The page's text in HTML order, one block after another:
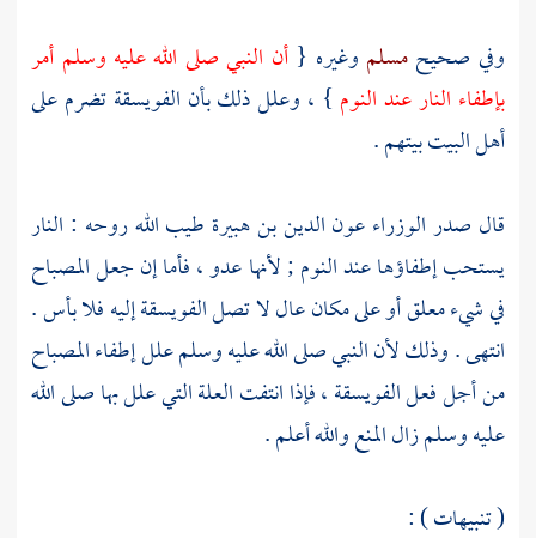
وفي صحيحمسلم وغيره {أن النبي صلى الله عليه وسلم أمر
بإطفاء النار عند النوم } ، وعلل ذلك بأن الفويسقة تضرم على
أهل البيت بيتهم .
قال صدر الوزراءعون الدين بن هبيرة طيب الله روحه : النار
يستحب إطفاؤها عند النوم ; لأنها عدو ، فأما إن جعل المصباح
في شيء معلق أو على مكان عال لا تصل الفويسقة إليه فلا بأس .
انتهى . وذلك لأن النبي صلى الله عليه وسلم علل إطفاء المصباح
من أجل فعل الفويسقة ، فإذا انتفت العلة التي علل بها صلى الله
عليه وسلم زال المنع والله أعلم .
( تنبيهات ) :